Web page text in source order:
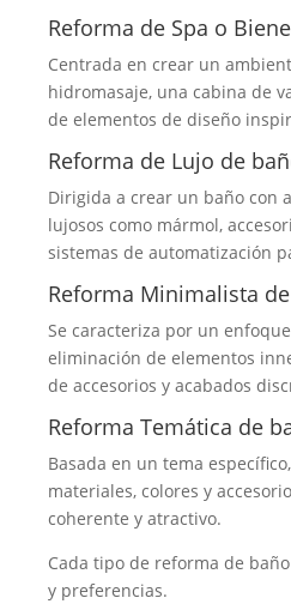
Reforma de Spa o
Centrada en crear un
hidromasaje, una cabina de
de elementos de diseño
Reforma de Lujo de
Dirigida a crear un baño con
lujosos como mármol,
sistemas de automatización
Reforma Minimalista
Se caracteriza por un
eliminación de elementos
de accesorios y acabados
Reforma Temática de
Basada en un tema
materiales, colores y
coherente y atractivo.
Cada tipo de reforma de
y preferencias.